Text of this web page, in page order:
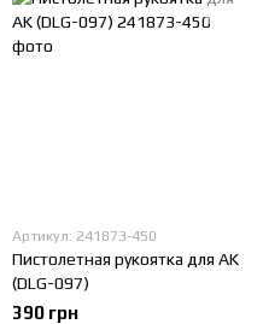
Артикул: 241873-450
Пистолетная рукоятка для AK
(DLG-097)
390 грн